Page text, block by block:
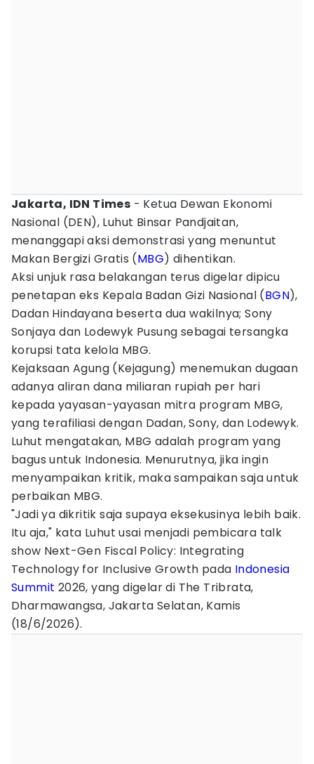
Jakarta, IDN Times - Ketua Dewan Ekonomi
Nasional (DEN), Luhut Binsar Pandjaitan,
menanggapi aksi demonstrasi yang menuntut
Makan Bergizi Gratis (MBG) dihentikan.
Aksi unjuk rasa belakangan terus digelar dipicu
penetapan eks Kepala Badan Gizi Nasional (BGN),
Dadan Hindayana beserta dua wakilnya; Sony
Sonjaya dan Lodewyk Pusung sebagai tersangka
korupsi tata kelola MBG.
Kejaksaan Agung (Kejagung) menemukan dugaan
adanya aliran dana miliaran rupiah per hari
kepada yayasan-yayasan mitra program MBG,
yang terafiliasi dengan Dadan, Sony, dan Lodewyk.
Luhut mengatakan, MBG adalah program yang
bagus untuk Indonesia. Menurutnya, jika ingin
menyampaikan kritik, maka sampaikan saja untuk
perbaikan MBG.
"Jadi ya dikritik saja supaya eksekusinya lebih baik.
Itu aja," kata Luhut usai menjadi pembicara talk
show Next-Gen Fiscal Policy: Integrating
Technology for Inclusive Growth pada Indonesia
Summit 2026, yang digelar di The Tribrata,
Dharmawangsa, Jakarta Selatan, Kamis
(18/6/2026).